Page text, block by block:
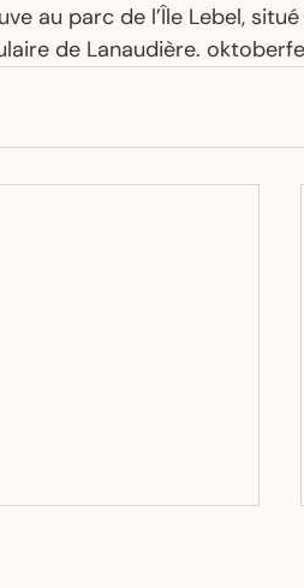
au parc de l’Île Lebel,
de Lanaudière.